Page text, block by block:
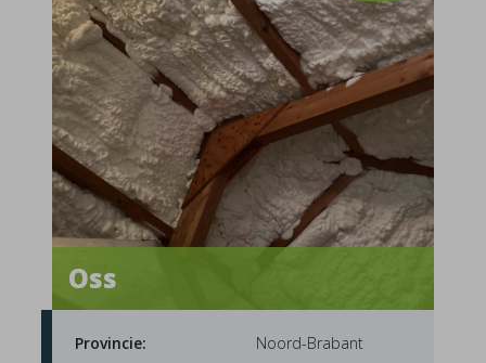
Oss
Provincie:
Noord-Brabant